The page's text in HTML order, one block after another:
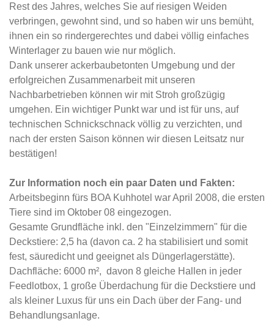
Rest des Jahres, welches Sie auf riesigen Weiden
verbringen, gewohnt sind, und so haben wir uns bemüht,
ihnen ein so rindergerechtes und dabei völlig einfaches
Winterlager zu bauen wie nur möglich.
Dank unserer ackerbaubetonten Umgebung und der
erfolgreichen Zusammenarbeit mit unseren
Nachbarbetrieben können wir mit Stroh großzügig
umgehen. Ein wichtiger Punkt war und ist für uns, auf
technischen Schnickschnack völlig zu verzichten, und
nach der ersten Saison können wir diesen Leitsatz nur
bestätigen!
Zur Information noch ein paar Daten und Fakten:
Arbeitsbeginn fürs BOA Kuhhotel war April 2008, die ersten
Tiere sind im Oktober 08 eingezogen.
Gesamte Grundfläche inkl. den "Einzelzimmern" für die
Deckstiere: 2,5 ha (davon ca. 2 ha stabilisiert und somit
fest, säuredicht und geeignet als Düngerlagerstätte).
Dachfläche: 6000 m², davon 8 gleiche Hallen in jeder
Feedlotbox, 1 große Überdachung für die Deckstiere und
als kleiner Luxus für uns ein Dach über der Fang- und
Behandlungsanlage.